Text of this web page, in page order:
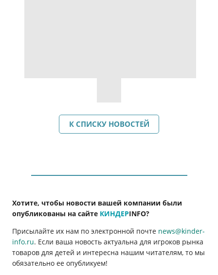
К СПИСКУ НОВОСТЕЙ
Хотите, чтобы новости вашей компании были
опубликованы на сайте КИНДЕРINFO?
Присылайте их нам по электронной почте news@kinder-
info.ru. Если ваша новость актуальна для игроков рынка
товаров для детей и интересна нашим читателям, то мы
обязательно ее опубликуем!